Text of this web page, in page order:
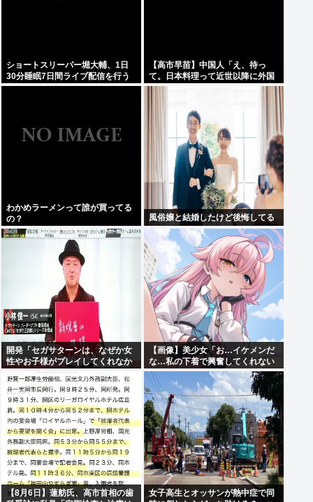
ショートスリーパー堀大輔、1日
30分睡眠7日間ライブ配信を行う
模様www
【高市早苗】中国人「え、待っ
て。日本料理って近世以降に外国
からパクった物ばっかじゃね？中
世以前のジャップは何を食べてた
んだよ」
わかめラーメンって誰が買ってる
の？
風俗嬢と結婚したけど後悔してる
開発「セガサターンは、なぜか女
性やお子様がプレイしてくれなか
【画像】美少女「お…イケメンだ
な…私の下着で興奮してくれない
かな…」
【8月6日】蓮舫氏、高市首相の歯
女子高生とオッサンが熱中症で同